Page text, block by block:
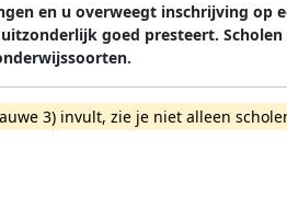
en u overweegt inschrijving
goed presteert.
3) invult, zie je niet alleen